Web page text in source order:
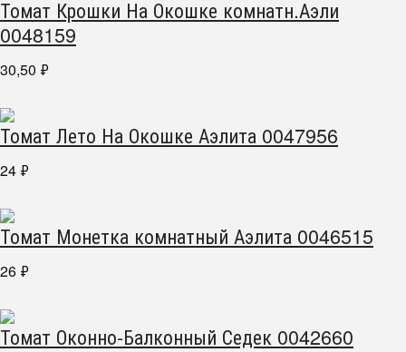
Томат Крошки На Окошке комнатн.Аэли
0048159
30,50 ₽
Томат Лето На Окошке Аэлита 0047956
24 ₽
Томат Монетка комнатный Аэлита 0046515
26 ₽
Томат Оконно-Балконный Седек 0042660